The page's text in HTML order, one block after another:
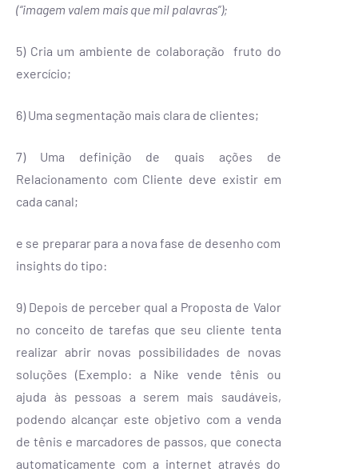
(“imagem valem mais que mil palavras”);
5) Cria um ambiente de colaboração fruto do
exercício;
6) Uma segmentação mais clara de clientes;
7) Uma definição de quais ações de
Relacionamento com Cliente deve existir em
cada canal;
e se preparar para a nova fase de desenho com
insights do tipo:
9) Depois de perceber qual a Proposta de Valor
no conceito de tarefas que seu cliente tenta
realizar abrir novas possibilidades de novas
soluções (Exemplo: a Nike vende tênis ou
ajuda às pessoas a serem mais saudáveis,
podendo alcançar este objetivo com a venda
de tênis e marcadores de passos, que conecta
automaticamente com a internet através do